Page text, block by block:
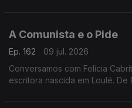
A Comunista e o Pide
Ep. 162
09 jul. 2026
Conversamos com Felícia
escritora nascida em Loulé. De